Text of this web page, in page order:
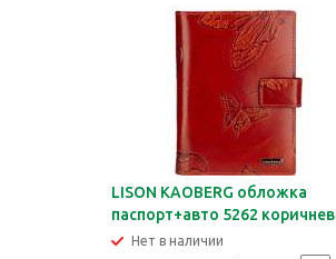
LISON KAOBERG обложка
паспорт+авто 5262
Нет в наличии